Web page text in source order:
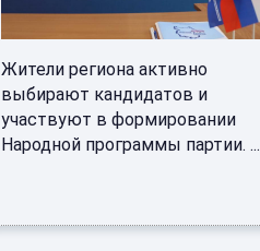
Жители региона активно
выбирают кандидатов и
участвуют в формировании
Народной программы партии. ...